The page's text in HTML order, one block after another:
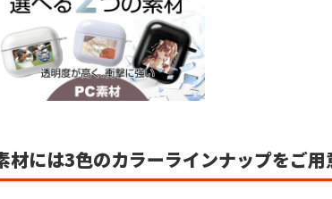
材には3色のカラーラインナップをご用